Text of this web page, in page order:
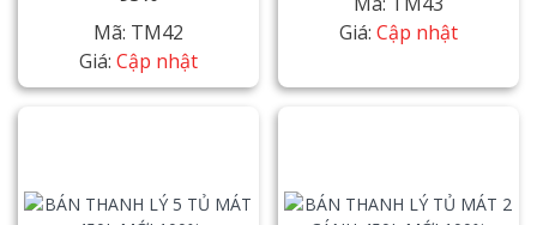
Mã: TM42
Giá: Cập nhật
Giá: Cập nhật